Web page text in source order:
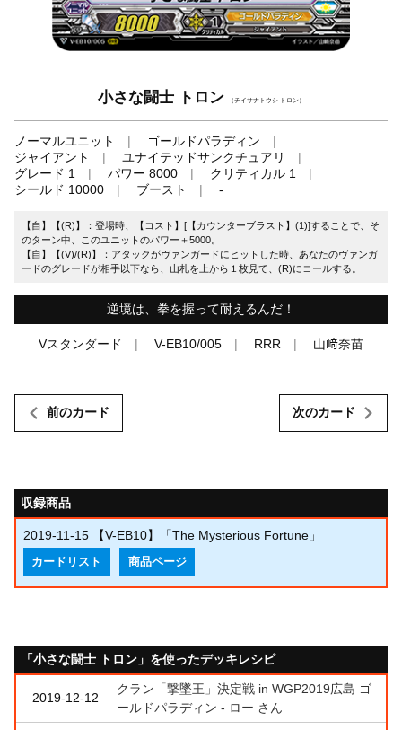
小さな闘士 トロン （チイサナトウシ トロン）
ノーマルユニット
ゴールドパラディン
ジャイアント
ユナイテッドサンクチュアリ
グレード 1
パワー 8000
クリティカル 1
シールド 10000
ブースト -
【自】【(R)】：登場時、【コスト】[【カウンターブラスト】(1)]することで、そ
のターン中、このユニットのパワー＋5000。
【自】【(V)/(R)】：アタックがヴァンガードにヒットした時、あなたのヴァンガ
ードのグレードが相手以下なら、山札を上から１枚見て、(R)にコールする。
逆境は、拳を握って耐えるんだ！
Vスタンダード V-EB10/005 RRR 山﨑奈苗
前のカード 次のカード
収録商品
2019-11-15 【V-EB10】「The Mysterious Fortune」
カードリスト 商品ページ
「小さな闘士 トロン」を使ったデッキレシピ
2019-12-12
クラン「撃墜王」決定戦 in WGP2019広島 ゴ
ールドパラディン - ロー さん